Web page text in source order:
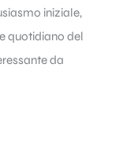
iniziale,
quotidiano del
da